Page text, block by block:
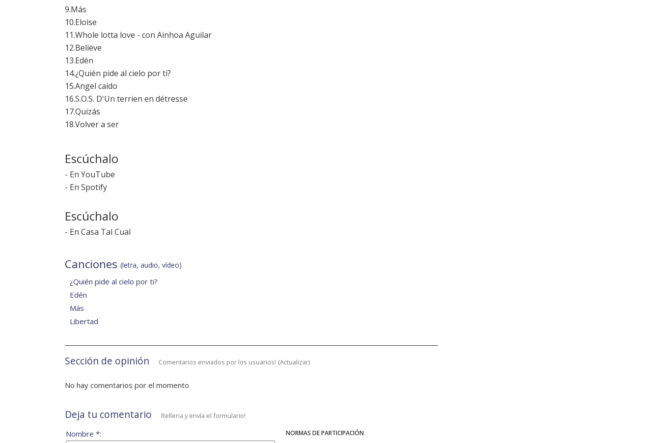
9.Más
10.Eloise
11.Whole lotta love - con Ainhoa Aguilar
12.Believe
13.Edén
14.¿Quién pide al cielo por ti?
15.Angel caído
16.S.O.S. D'Un terrien en détresse
17.Quizás
18.Volver a ser
Escúchalo
- En YouTube
- En Spotify
Escúchalo
- En Casa Tal Cual
Canciones (letra, audio, vídeo)
¿Quién pide al cielo por ti?
Edén
Más
Libertad
Sección de opinión Comentarios enviados por los usuarios! (Actualizar)
No hay comentarios por el momento
Deja tu comentario Rellena y envía el formulario!
NORMAS DE PARTICIPACIÓN
Nombre *: